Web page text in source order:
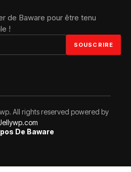
de Baware pour être tenu
!
All rights reserved powered by
De Baware